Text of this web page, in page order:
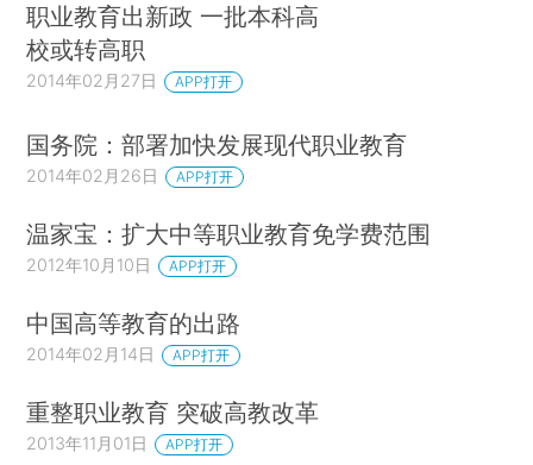
职业教育出新政 一批本科高
校或转高职
2014年02月27日 APP打开
国务院：部署加快发展现代职业教育
2014年02月26日 APP打开
温家宝：扩大中等职业教育免学费范围
2012年10月10日 APP打开
中国高等教育的出路
2014年02月14日 APP打开
重整职业教育 突破高教改革
2013年11月01日 APP打开